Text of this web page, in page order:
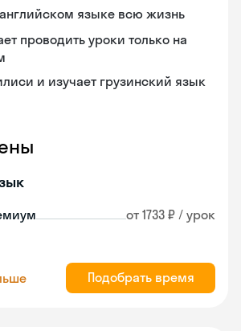
английском языке всю жизнь
проводить уроки только на
и изучает грузинский язык
от 1733 ₽ / урок
Подобрать время